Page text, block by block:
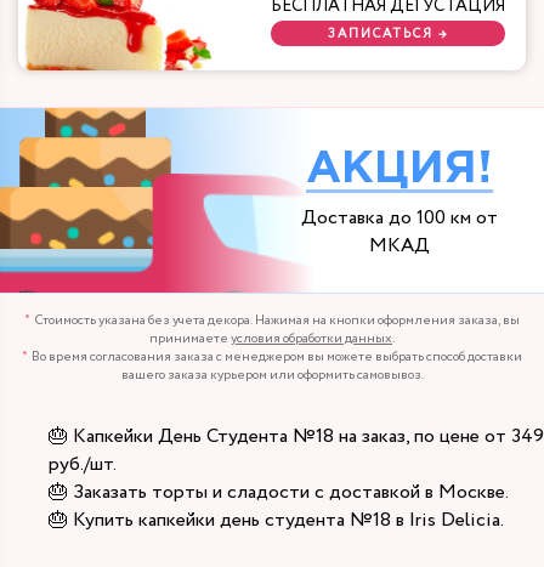
БЕСПЛАТНАЯ ДЕГУСТАЦИЯ
ЗАПИСАТЬСЯ →
АКЦИЯ!
Доставка до 100 км от
МКАД
Стоимость указана без учета декора. Нажимая на кнопки оформления заказа, вы
принимаетеусловия обработки данных.
Во время согласования заказа с менеджером вы можете выбрать способ доставки
вашего заказа курьером или оформить самовывоз.
🎂 Капкейки День Студента №18 на заказ, по цене от 349
руб./шт.
🎂 Заказать торты и сладости с доставкой в Москве.
🎂 Купить капкейки день студента №18 в Iris Delicia.